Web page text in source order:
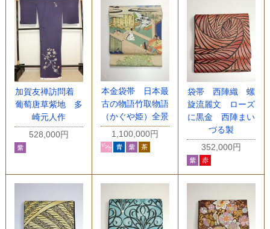
加賀友禅訪問着
葡萄唐草紫地 多
崎元人作
528,000円
本金袋帯 日本最
古の物語竹取物語
（かぐや姫）全景
1,100,000円
袋帯 西陣織 螺
旋流麗文 ローズ
に黒金 西陣まい
づる製
352,000円